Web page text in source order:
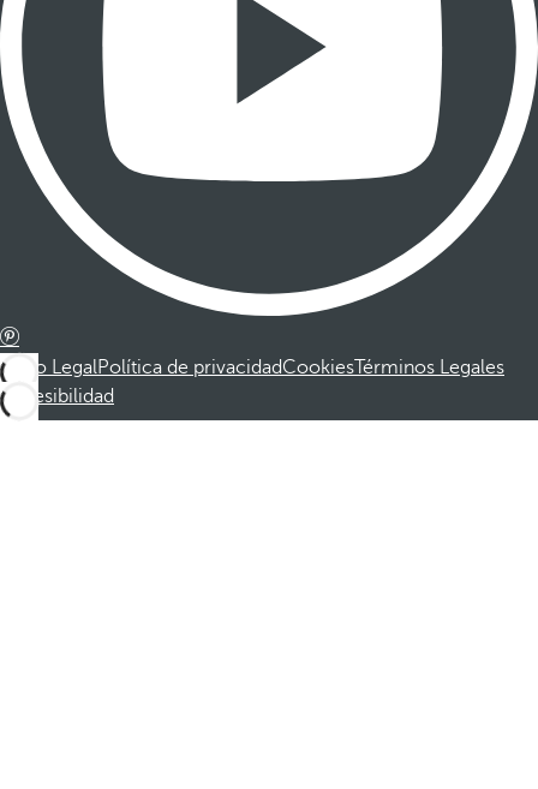
Aviso LegalPolítica de privacidadCookiesTérminos Legales
Accesibilidad